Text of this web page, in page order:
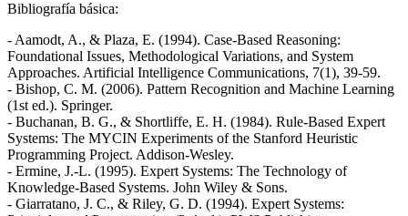
Bibliografía básica:
- Aamodt, A., & Plaza, E. (1994). Case-Based Reasoning:
Foundational Issues, Methodological Variations, and System
Approaches. Artificial Intelligence Communications, 7(1), 39-59.
- Bishop, C. M. (2006). Pattern Recognition and Machine Learning
(1st ed.). Springer.
- Buchanan, B. G., & Shortliffe, E. H. (1984). Rule-Based Expert
Systems: The MYCIN Experiments of the Stanford Heuristic
Programming Project. Addison-Wesley.
- Ermine, J.-L. (1995). Expert Systems: The Technology of
Knowledge-Based Systems. John Wiley & Sons.
- Giarratano, J. C., & Riley, G. D. (1994). Expert Systems: